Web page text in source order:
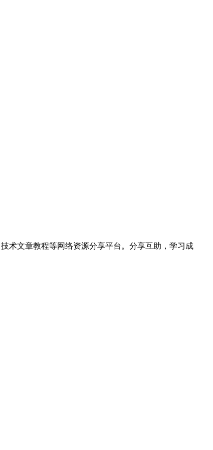
术文章教程等网络资源分享平台。分享互助，学习成